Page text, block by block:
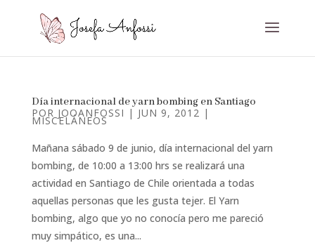
Día internacional de yarn bombing en Santiago
POR JOOANFOSSI | JUN 9, 2012 |
MISCELÁNEOS
Mañana sábado 9 de junio, día internacional del yarn
bombing, de 10:00 a 13:00 hrs se realizará una
actividad en Santiago de Chile orientada a todas
aquellas personas que les gusta tejer. El Yarn
bombing, algo que yo no conocía pero me pareció
muy simpático, es una...